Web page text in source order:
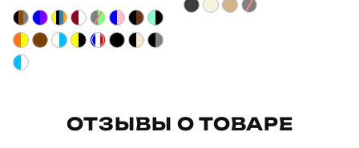
ОТЗЫВЫ О ТОВАРЕ